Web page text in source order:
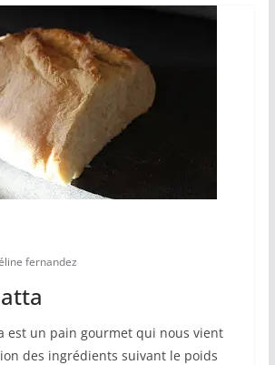
fernandez
est un pain gourmet qui nous vient
des ingrédients suivant le poids